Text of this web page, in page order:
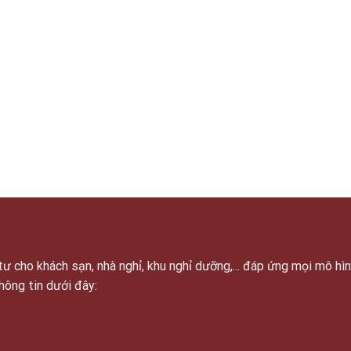
khách sạn, nhà nghỉ, khu nghỉ dưỡng,... đáp ứng mọi mô
tin dưới đây: